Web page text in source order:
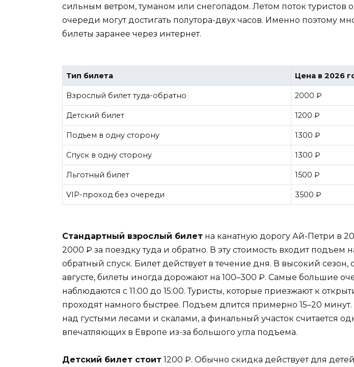
сильным ветром, туманом или снегопадом. Летом поток туристов
очереди могут достигать полутора-двух часов. Именно поэтому
билеты заранее через интернет.
Тип билета Цена в 2026
Взрослый билет туда-обратно 2000 ₽
Детский билет 1200 ₽
Подъем в одну сторону 1300 ₽
Спуск в одну сторону 1300 ₽
Льготный билет 1500 ₽
VIP-проход без очереди 3500 ₽
Стандартный взрослый билет на канатную дорогу Ай-Петри в
2000 ₽ за поездку туда и обратно. В эту стоимость входит подъем
обратный спуск. Билет действует в течение дня. В высокий сезон,
августе, билеты иногда дорожают на 100–300 ₽. Самые большие
наблюдаются с 11:00 до 15:00. Туристы, которые приезжают к
проходят намного быстрее. Подъем длится примерно 15–20
над густыми лесами и скалами, а финальный участок считается
впечатляющих в Европе из-за большого угла подъема.
Детский билет стоит 1200 ₽. Обычно скидка действует для детей